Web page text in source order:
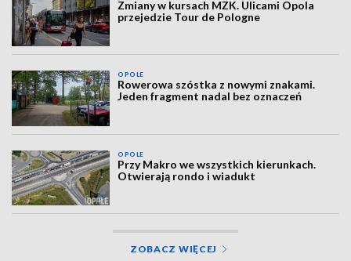
Zmiany w kursach MZK. Ulicami Opola
przejedzie Tour de Pologne
OPOLE
Rowerowa szóstka z nowymi znakami.
Jeden fragment nadal bez oznaczeń
OPOLE
Przy Makro we wszystkich kierunkach.
Otwierają rondo i wiadukt
ZOBACZ WIĘCEJ